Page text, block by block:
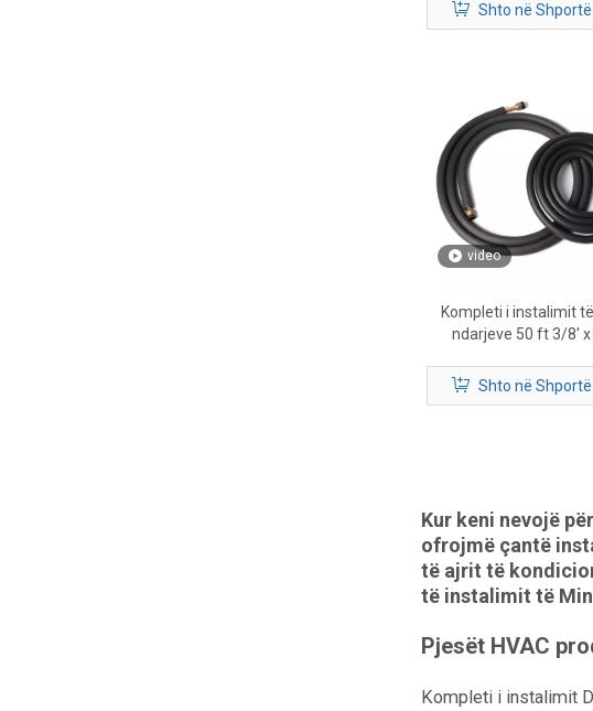
Shto në Shportë
video
Kompleti i instalimit
ndarjeve 50 ft 3/8'
Shto në Shportë
Kur keni nevojë
ofrojmë çantë
të ajrit të
të instalimit të
Pjesët HVAC
Kompleti i instalimit